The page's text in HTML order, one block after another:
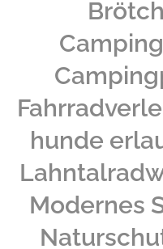
hunde
Modernes